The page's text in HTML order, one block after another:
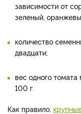
зависимости от
зеленый,
количество
двадцати;
вес одного
100 г.
Как правило,